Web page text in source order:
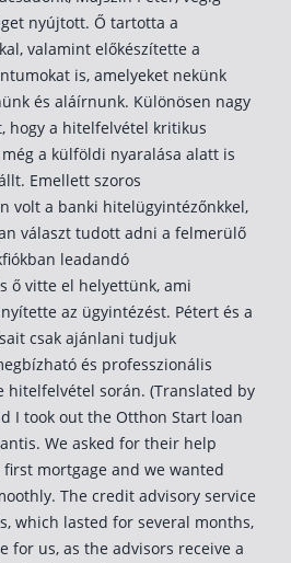
hozamok
költségek
életbiztosítás
életbiztosítás 🛡
megtakarításos életbiztosítás
kombinált életbiztosítás
életbiztosítás
egységekhez kötött életbiztosítás
cégeknek
egészségbiztosítás 💊
nyújtott. Ő tartotta a
valamint előkészítette a
is, amelyeket nekünk
és aláírnunk. Különösen nagy
hogy a hitelfelvétel kritikus
a külföldi nyaralása alatt is
Emellett szoros
volt a banki hitelügyintézőnkkel,
választ tudott adni a felmerülő
leadandó
ő vitte el helyettünk, ami
az ügyintézést. Pétert és a
csak ajánlani tudjuk
és professzionális
hitelfelvétel során. (Translated by
I took out the Otthon Start loan
We asked for their help
mortgage and we wanted
The credit advisory service
which lasted for several months,
for us, as the advisors receive a